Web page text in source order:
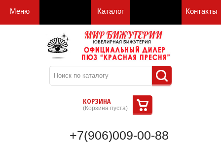
Меню Каталог Контакты
КОРЗИНА
(Корзина пуста)
+7(906)009-00-88